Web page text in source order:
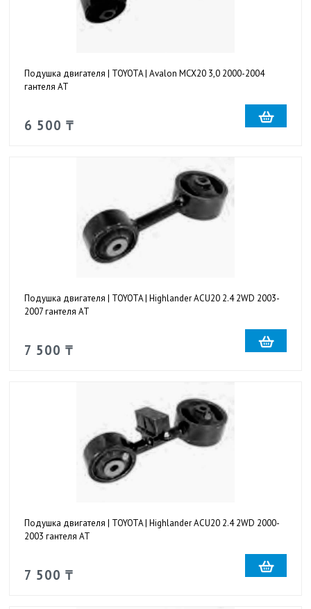
Подушка двигателя | TOYOTA | Avalon MCX20 3,0 2000-2004
гантеля AT
6 500 ₸
Подушка двигателя | TOYOTA | Highlander ACU20 2.4 2WD 2003-
2007 гантеля AT
7 500 ₸
Подушка двигателя | TOYOTA | Highlander ACU20 2.4 2WD 2000-
2003 гантеля AT
7 500 ₸